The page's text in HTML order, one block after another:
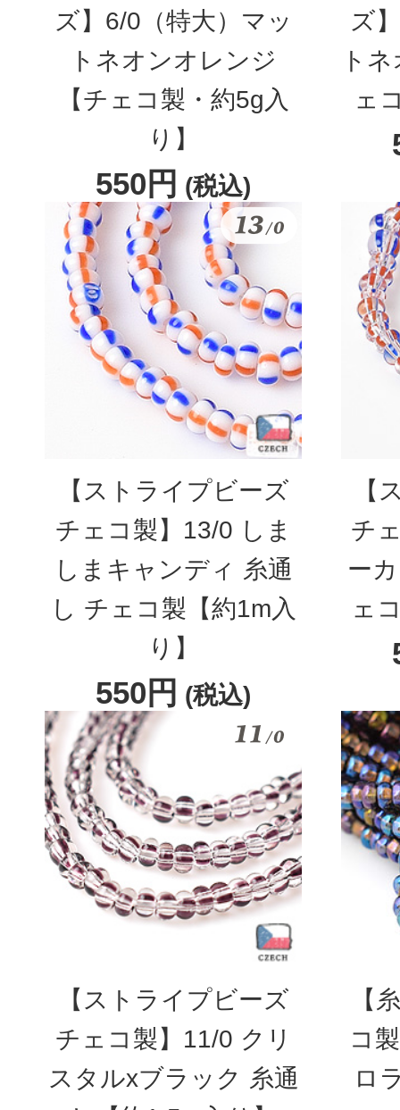
ズ】6/0（特大）マッ
トネオンオレンジ
【チェコ製・約5g入
り】
550円 (税込)
ズ
ト
ェ
【ストライプビーズ
チェコ製】13/0 しま
しまキャンディ 糸通
し チェコ製【約1m入
り】
550円 (税込)
【
チ
ー
ェ
【ストライプビーズ
チェコ製】11/0 クリ
スタルxブラック 糸通
【
コ
ロ